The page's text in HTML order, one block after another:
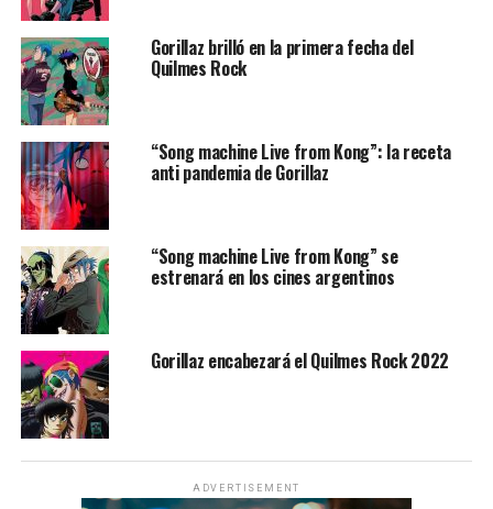
Gorillaz brilló en la primera fecha del
Quilmes Rock
“Song machine Live from Kong”: la receta
anti pandemia de Gorillaz
“Song machine Live from Kong” se
estrenará en los cines argentinos
Gorillaz encabezará el Quilmes Rock 2022
ADVERTISEMENT